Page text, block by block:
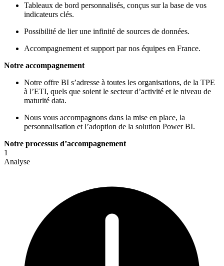
Tableaux de bord personnalisés, conçus sur la base de vos
indicateurs clés.
Possibilité de lier une infinité de sources de données.
Accompagnement et support par nos équipes en France.
Notre accompagnement
Notre offre BI s’adresse à toutes les organisations, de la TPE
à l’ETI, quels que soient le secteur d’activité et le niveau de
maturité data.
Nous vous accompagnons dans la mise en place, la
personnalisation et l’adoption de la solution Power BI.
Notre processus d’accompagnement
1
Analyse